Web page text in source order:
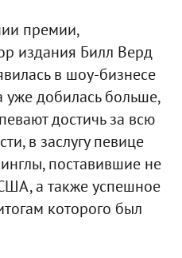
премии,
издания Билл Верд
в шоу-бизнесе
уже добилась больше,
достичь за всю
в заслугу певице
поставившие не
а также успешное
которого был